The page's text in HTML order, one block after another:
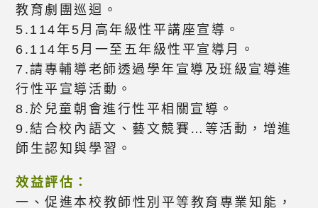
教育劇團巡迴。
5.114年5月高年級性平講座宣導。
6.114年5月一至五年級性平宣導月。
7.請專輔導老師透過學年宣導及班級宣導進
行性平宣導活動。
8.於兒童朝會進行性平相關宣導。
9.結合校內語文、藝文競賽…等活動，增進
師生認知與學習。
效益評估：
一、促進本校教師性別平等教育專業知能，